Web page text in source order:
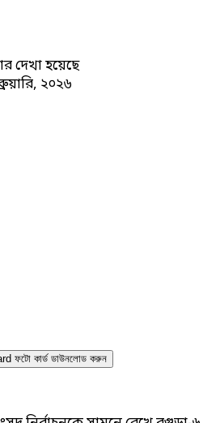
দেখা হয়েছে
২০২৬
ফটো কার্ড ডাউনলোড করুন